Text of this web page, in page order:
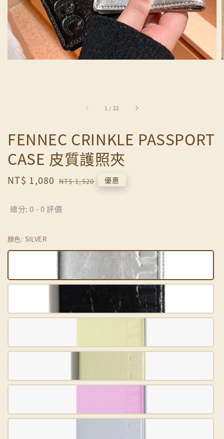
1 / 22
FENNEC CRINKLE PASSPORT
CASE 皮質護照夾
Sale
NT$ 1,080 Regular
NT$ 1,520 優惠
總分:0 -0評價
顏色: SILVER